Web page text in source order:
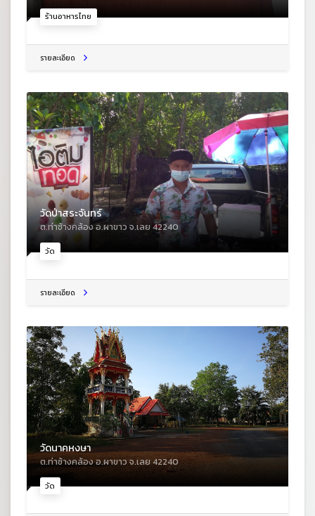
ร้านอาหารไทย
รายละเอียด
วัด
วัดป่าสระจันทร์
ต.ท่าช้างคล้อง อ.ผาขาว จ.เลย 42240
รายละเอียด
วัด
วัดนาคหงษา
ต.ท่าช้างคล้อง อ.ผาขาว จ.เลย 42240